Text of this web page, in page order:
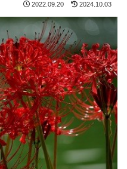
2022.09.20 2024.10.03